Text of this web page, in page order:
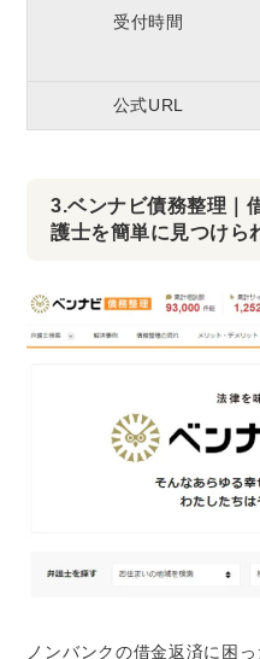
受付時間
公式URL
3.ベンナビ債務整理｜
護士を簡単に見つけら
ノンバンクの借金返済に困